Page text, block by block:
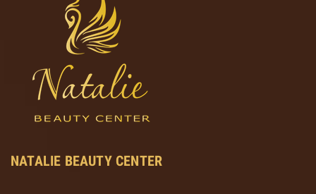
NATALIE BEAUTY CENTER